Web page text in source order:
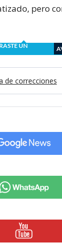
pero
UN
de correcciones